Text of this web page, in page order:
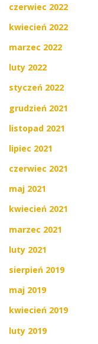
czerwiec 2022
kwiecień 2022
marzec 2022
luty 2022
styczeń 2022
grudzień 2021
listopad 2021
lipiec 2021
czerwiec 2021
maj 2021
kwiecień 2021
marzec 2021
luty 2021
sierpień 2019
maj 2019
kwiecień 2019
luty 2019